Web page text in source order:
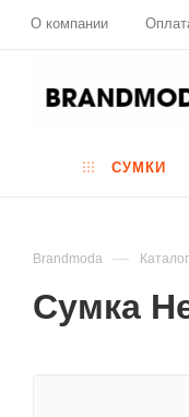
О компании
СУМКИ
Brandmoda — Каталог
Сумка